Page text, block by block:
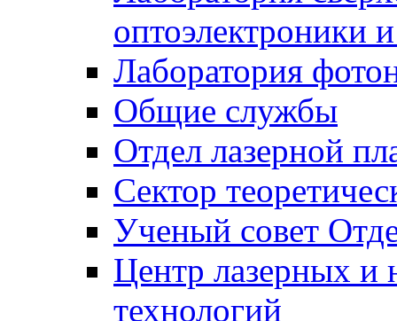
оптоэлектроники
Лаборатория
Общие службы
Отдел лазерной
Сектор
Ученый совет
Центр лазерных и
технологий